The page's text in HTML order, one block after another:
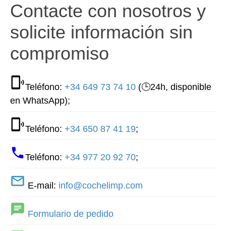
Contacte con nosotros y
solicite información sin
compromiso
Teléfono: +34 649 73 74 10 (🕒24h, disponible
en WhatsApp);
Teléfono: +34 650 87 41 19;
Teléfono: +34 977 20 92 70;
E-mail: info@cochelimp.com
Formulario de pedido